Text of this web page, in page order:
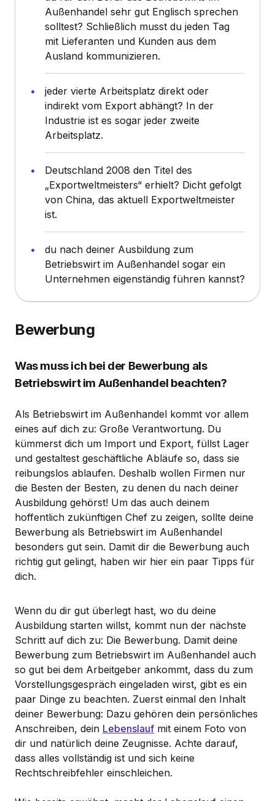
Außenhandel sehr gut Englisch sprechen
solltest? Schließlich musst du jeden Tag
mit Lieferanten und Kunden aus dem
Ausland kommunizieren.
jeder vierte Arbeitsplatz direkt oder
indirekt vom Export abhängt? In der
Industrie ist es sogar jeder zweite
Arbeitsplatz.
Deutschland 2008 den Titel des
„Exportweltmeisters“ erhielt? Dicht gefolgt
von China, das aktuell Exportweltmeister
ist.
du nach deiner Ausbildung zum
Betriebswirt im Außenhandel sogar ein
Unternehmen eigenständig führen kannst?
Bewerbung
Was muss ich bei der Bewerbung als
Betriebswirt im Außenhandel beachten?
Als Betriebswirt im Außenhandel kommt vor allem
eines auf dich zu: Große Verantwortung. Du
kümmerst dich um Import und Export, füllst Lager
und gestaltest geschäftliche Abläufe so, dass sie
reibungslos ablaufen. Deshalb wollen Firmen nur
die Besten der Besten, zu denen du nach deiner
Ausbildung gehörst! Um das auch deinem
hoffentlich zukünftigen Chef zu zeigen, sollte deine
Bewerbung als Betriebswirt im Außenhandel
besonders gut sein. Damit dir die Bewerbung auch
richtig gut gelingt, haben wir hier ein paar Tipps für
dich.
Wenn du dir gut überlegt hast, wo du deine
Ausbildung starten willst, kommt nun der nächste
Schritt auf dich zu: Die Bewerbung. Damit deine
Bewerbung zum Betriebswirt im Außenhandel auch
so gut bei dem Arbeitgeber ankommt, dass du zum
Vorstellungsgespräch eingeladen wirst, gibt es ein
paar Dinge zu beachten. Zuerst einmal den Inhalt
deiner Bewerbung: Dazu gehören dein persönliches
Anschreiben, dein Lebenslauf mit einem Foto von
dir und natürlich deine Zeugnisse. Achte darauf,
dass alles vollständig ist und sich keine
Rechtschreibfehler einschleichen.